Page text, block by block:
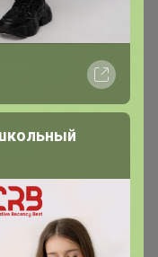
питьевой
со вкусом вишни,
NS